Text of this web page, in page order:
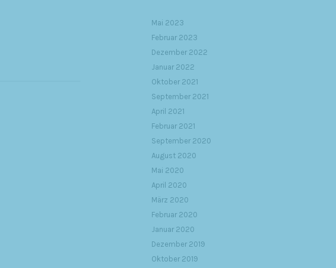
Mai 2023
Februar 2023
Dezember 2022
Januar 2022
Oktober 2021
September 2021
April 2021
Februar 2021
September 2020
August 2020
Mai 2020
April 2020
März 2020
Februar 2020
Januar 2020
Dezember 2019
Oktober 2019